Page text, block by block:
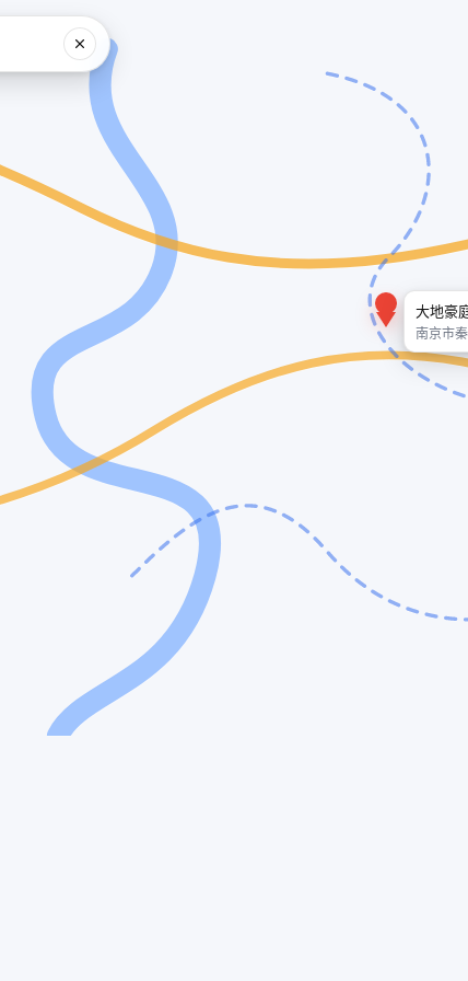
大地豪
南京市